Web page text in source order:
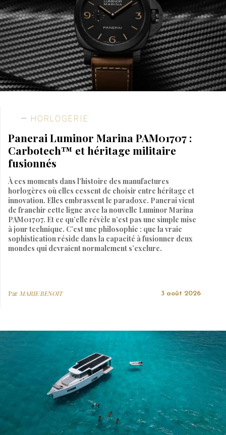
HORLOGERIE
Panerai Luminor Marina PAM01707 :
Carbotech™ et héritage militaire
fusionnés
À ces moments dans l’histoire des manufactures
horlogères où elles cessent de choisir entre héritage et
innovation. Elles embrassent le paradoxe. Panerai vient
de franchir cette ligne avec la nouvelle Luminor Marina
PAM01707. Et ce qu’elle révèle n’est pas une simple mise
à jour technique. C’est une philosophie : que la vraie
sophistication réside dans la capacité à fusionner deux
mondes qui devraient normalement s’exclure.
Par MARIE BENOIT 3 août 2026